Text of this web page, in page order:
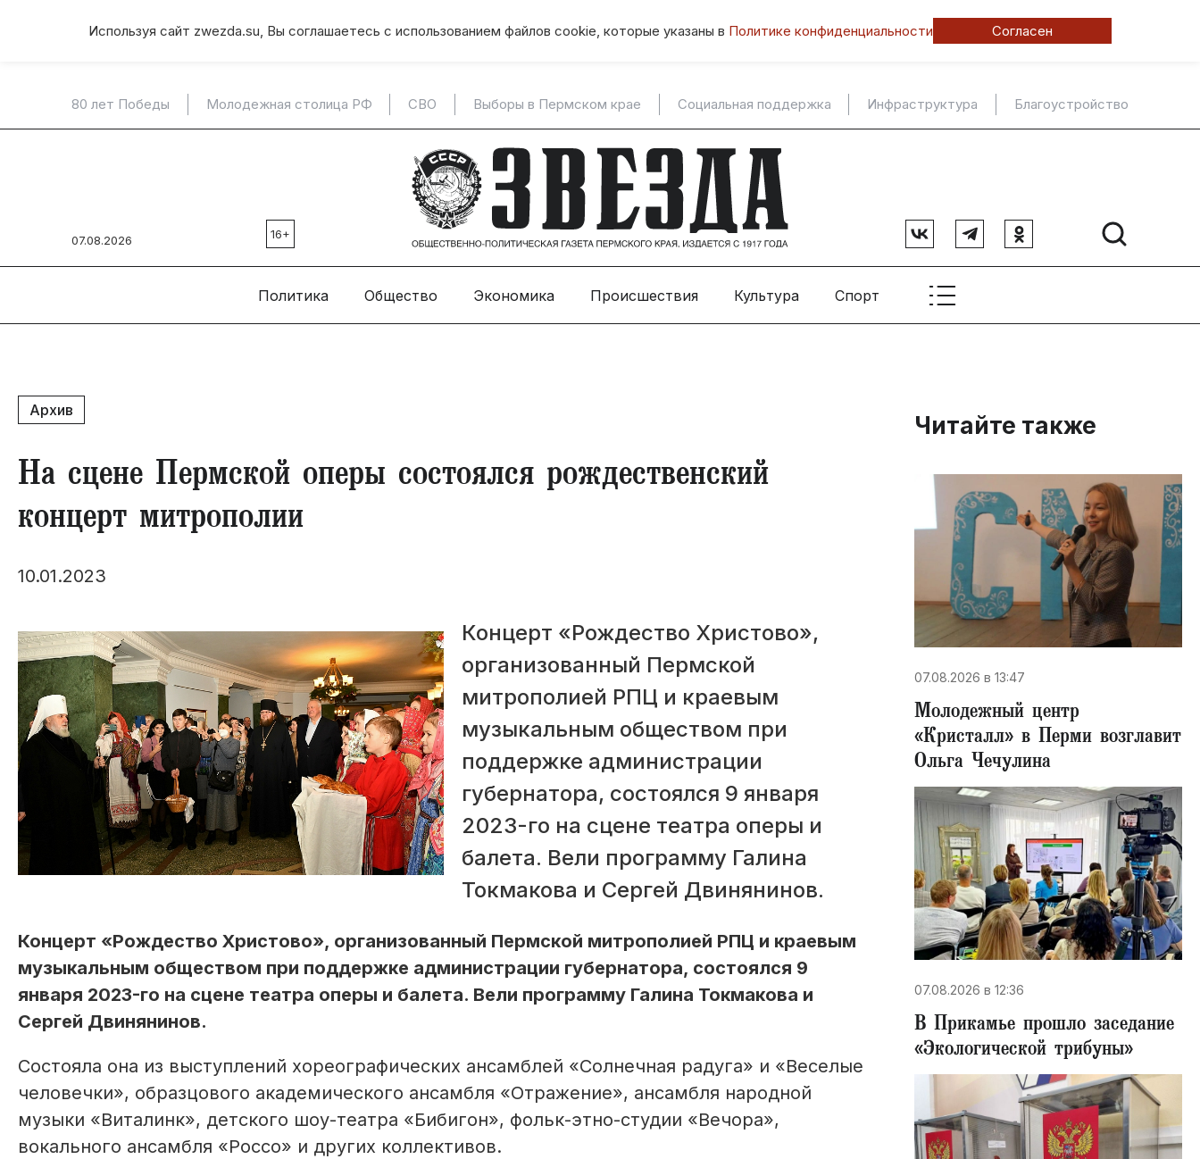
Используя сайт zwezda.su, Вы соглашаетесь с использованием файлов cookie, которые указаны в Политике конфиденциальности Согласен
80 лет Победы Молодежная столица РФ СВО Выборы в Пермском крае Социальная поддержка Инфраструктура Благоустройство
07.08.2026 16+
Политика Общество Экономика Происшествия Культура Спорт
Архив
На сцене Пермской оперы состоялся рождественский
концерт митрополии
10.01.2023
Концерт «Рождество Христово»,
организованный Пермской
митрополией РПЦ и краевым
музыкальным обществом при
поддержке администрации
губернатора, состоялся 9 января
2023-го на сцене театра оперы и
балета. Вели программу Галина
Токмакова и Сергей Двинянинов.
Концерт «Рождество Христово», организованный Пермской митрополией РПЦ и краевым
музыкальным обществом при поддержке администрации губернатора, состоялся 9
января 2023-го на сцене театра оперы и балета. Вели программу Галина Токмакова и
Сергей Двинянинов.
Состояла она из выступлений хореографических ансамблей «Солнечная радуга» и «Веселые
человечки», образцового академического ансамбля «Отражение», ансамбля народной
музыки «Виталинк», детского шоу-театра «Бибигон», фольк-этно-студии «Вечора»,
вокального ансамбля «Россо» и других коллективов.
Читайте также
07.08.2026 в 13:47
Молодежный центр
«Кристалл» в Перми возглавит
Ольга Чечулина
07.08.2026 в 12:36
В Прикамье прошло заседание
«Экологической трибуны»